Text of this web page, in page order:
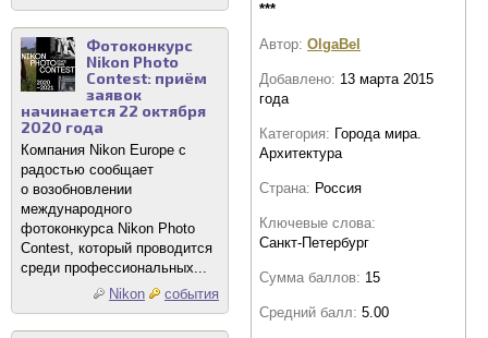
Фотоконкурс
Nikon Photo
Contest: приём
заявок
начинается 22 октября
2020 года
Компания Nikon Europe с
радостью сообщает
о возобновлении
международного
фотоконкурса Nikon Photo
Contest, который проводится
среди профессиональных...
Nikon
события
***
Автор: OlgaBel
Добавлено: 13 марта 2015
года
Категория: Города мира.
Архитектура
Страна: Россия
Ключевые слова:
Санкт-Петербург
Сумма баллов: 15
Средний балл: 5.00